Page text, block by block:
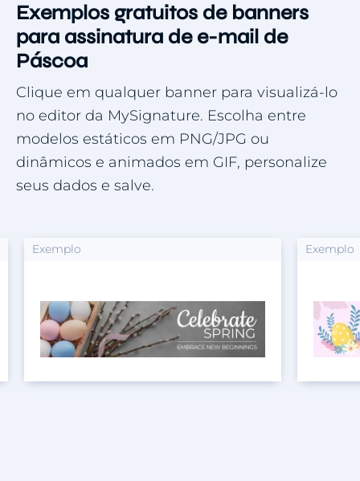
Exemplos gratuitos de banners
para assinatura de e-mail de
Páscoa
Clique em qualquer banner para visualizá-lo
no editor da MySignature. Escolha entre
modelos estáticos em PNG/JPG ou
dinâmicos e animados em GIF, personalize
seus dados e salve.
Exemplo Exemplo